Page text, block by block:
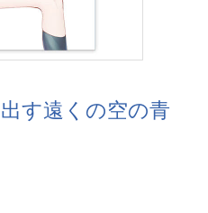
す遠くの空の青